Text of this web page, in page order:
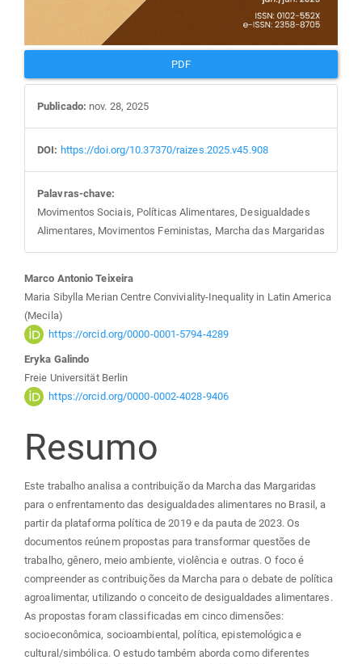
PDF
Publicado: nov. 28, 2025
DOI: https://doi.org/10.37370/raizes.2025.v45.908
Palavras-chave:
Movimentos Sociais, Políticas Alimentares, Desigualdades
Alimentares, Movimentos Feministas, Marcha das Margaridas
Conteúdo
do
artigo
principal
Marco Antonio Teixeira
Maria Sibylla Merian Centre Conviviality-Inequality in Latin America
(Mecila)
https://orcid.org/0000-0001-5794-4289
Eryka Galindo
Freie Universität Berlin
https://orcid.org/0000-0002-4028-9406
Resumo
Este trabalho analisa a contribuição da Marcha das Margaridas
para o enfrentamento das desigualdades alimentares no Brasil, a
partir da plataforma política de 2019 e da pauta de 2023. Os
documentos reúnem propostas para transformar questões de
trabalho, gênero, meio ambiente, violência e outras. O foco é
compreender as contribuições da Marcha para o debate de política
agroalimentar, utilizando o conceito de desigualdades alimentares.
As propostas foram classificadas em cinco dimensões:
socioeconômica, socioambiental, política, epistemológica e
cultural/simbólica. O estudo também aborda como diferentes